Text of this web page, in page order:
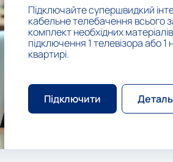
Підключайте супершвидкий
кабельне телебачення всього
комплект необхідних
підключення 1 телевізора або
квартирі.
Підключити